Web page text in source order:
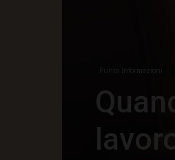
Punto Informazioni